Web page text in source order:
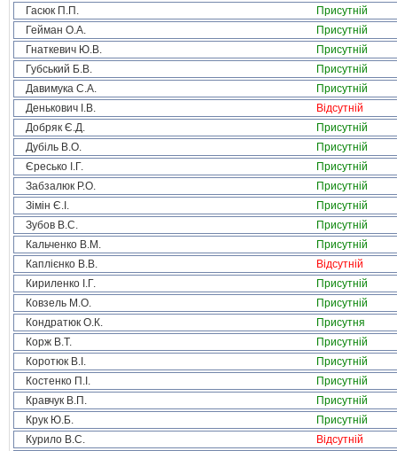
Гасюк П.П.
Присутній
Гейман О.А.
Присутній
Гнаткевич Ю.В.
Присутній
Губський Б.В.
Присутній
Давимука С.А.
Присутній
Денькович І.В.
Відсутній
Добряк Є.Д.
Присутній
Дубіль В.О.
Присутній
Єресько І.Г.
Присутній
Забзалюк Р.О.
Присутній
Зімін Є.І.
Присутній
Зубов В.С.
Присутній
Кальченко В.М.
Присутній
Каплієнко В.В.
Відсутній
Кириленко І.Г.
Присутній
Ковзель М.О.
Присутній
Кондратюк О.К.
Присутня
Корж В.Т.
Присутній
Коротюк В.І.
Присутній
Костенко П.І.
Присутній
Кравчук В.П.
Присутній
Крук Ю.Б.
Присутній
Курило В.С.
Відсутній